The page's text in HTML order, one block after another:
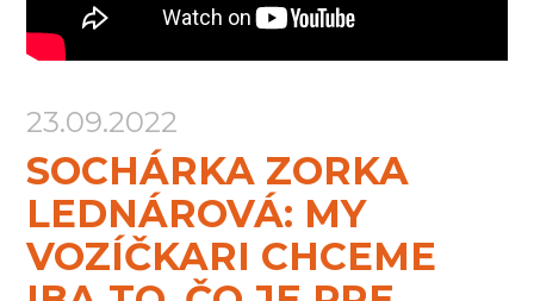
projekty
výročné
staň
sa
darcom
23.09.2022
SOCHÁRKA ZORKA
LEDNÁROVÁ: MY
VOZÍČKARI CHCEME